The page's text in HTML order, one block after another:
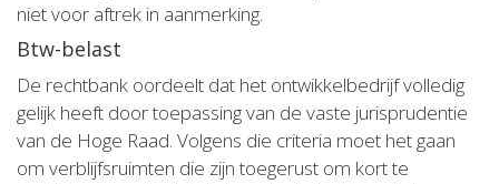
niet voor aftrek in aanmerking.
Btw-belast
De rechtbank oordeelt dat het ontwikkelbedrijf volledig
gelijk heeft door toepassing van de vaste jurisprudentie
van de Hoge Raad. Volgens die criteria moet het gaan
om verblijfsruimten die zijn toegerust om kort te